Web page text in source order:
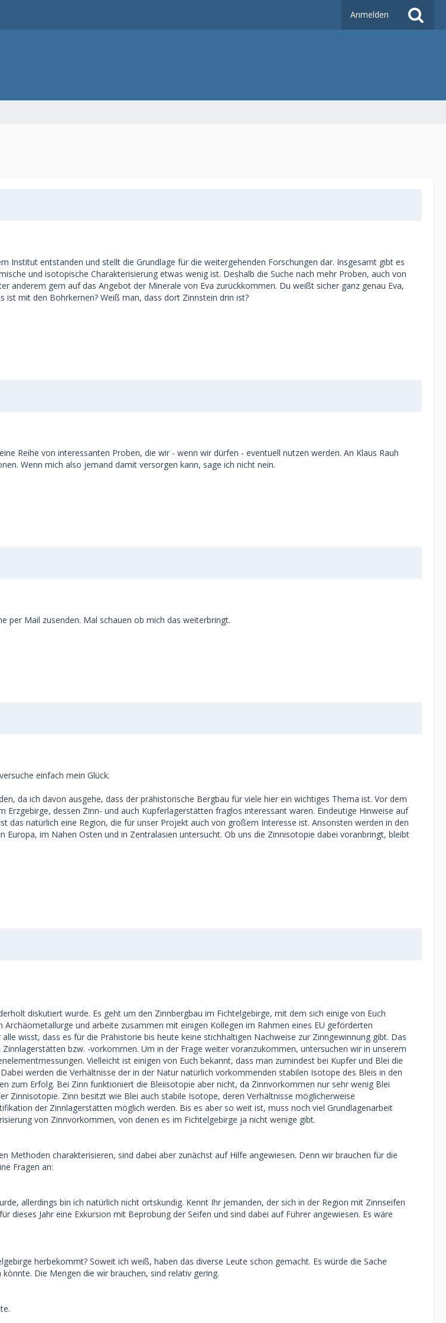
Anmelden
Institut entstanden und stellt die Grundlage für die weitergehenden Forschungen dar. Insgesamt gibt es
und isotopische Charakterisierung etwas wenig ist. Deshalb die Suche nach mehr Proben, auch von
anderem gern auf das Angebot der Minerale von Eva zurückkommen. Du weißt sicher ganz genau Eva,
ist mit den Bohrkernen? Weiß man, dass dort Zinnstein drin ist?
Reihe von interessanten Proben, die wir - wenn wir dürfen - eventuell nutzen werden. An Klaus Rauh
Wenn mich also jemand damit versorgen kann, sage ich nicht nein.
per Mail zusenden. Mal schauen ob mich das weiterbringt.
einfach mein Glück.
da ich davon ausgehe, dass der prähistorische Bergbau für viele hier ein wichtiges Thema ist. Vor dem
dessen Zinn- und auch Kupferlagerstätten fraglos interessant waren. Eindeutige Hinweise auf
das natürlich eine Region, die für unser Projekt auch von großem Interesse ist. Ansonsten werden in den
im Nahen Osten und in Zentralasien untersucht. Ob uns die Zinnisotopie dabei voranbringt, bleibt
diskutiert wurde. Es geht um den Zinnbergbau im Fichtelgebirge, mit dem sich einige von Euch
und arbeite zusammen mit einigen Kollegen im Rahmen eines EU geförderten
wisst, dass es für die Prähistorie bis heute keine stichhaltigen Nachweise zur Zinngewinnung gibt. Das
bzw. -vorkommen. Um in der Frage weiter voranzukommen, untersuchen wir in unserem
Vielleicht ist einigen von Euch bekannt, dass man zumindest bei Kupfer und Blei die
werden die Verhältnisse der in der Natur natürlich vorkommenden stabilen Isotope des Bleis in den
zum Erfolg. Bei Zinn funktioniert die Bleiisotopie aber nicht, da Zinnvorkommen nur sehr wenig Blei
Zinnisotopie. Zinn besitzt wie Blei auch stabile Isotope, deren Verhältnisse möglicherweise
der Zinnlagerstätten möglich werden. Bis es aber so weit ist, muss noch viel Grundlagenarbeit
von Zinnvorkommen, von denen es im Fichtelgebirge ja nicht wenige gibt.
charakterisieren, sind dabei aber zunächst auf Hilfe angewiesen. Denn wir brauchen für die
Fragen an:
allerdings bin ich natürlich nicht ortskundig. Kennt Ihr jemanden, der sich in der Region mit Zinnseifen
dieses Jahr eine Exkursion mit Beprobung der Seifen und sind dabei auf Führer angewiesen. Es wäre
herbekommt? Soweit ich weiß, haben das diverse Leute schon gemacht. Es würde die Sache
Die Mengen die wir brauchen, sind relativ gering.